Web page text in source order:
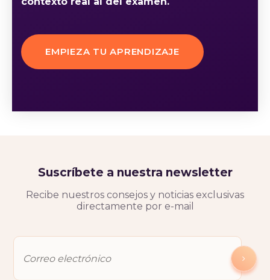
EMPIEZA TU APRENDIZAJE
Suscríbete a nuestra newsletter
Recibe nuestros consejos y noticias exclusivas
directamente por e-mail